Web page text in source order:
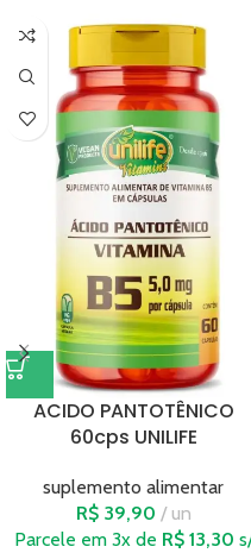
ACIDO PANTOTÊNICO
60cps UNILIFE
suplemento alimentar
R$39,90
un
Parcele em 3x de R$13,30